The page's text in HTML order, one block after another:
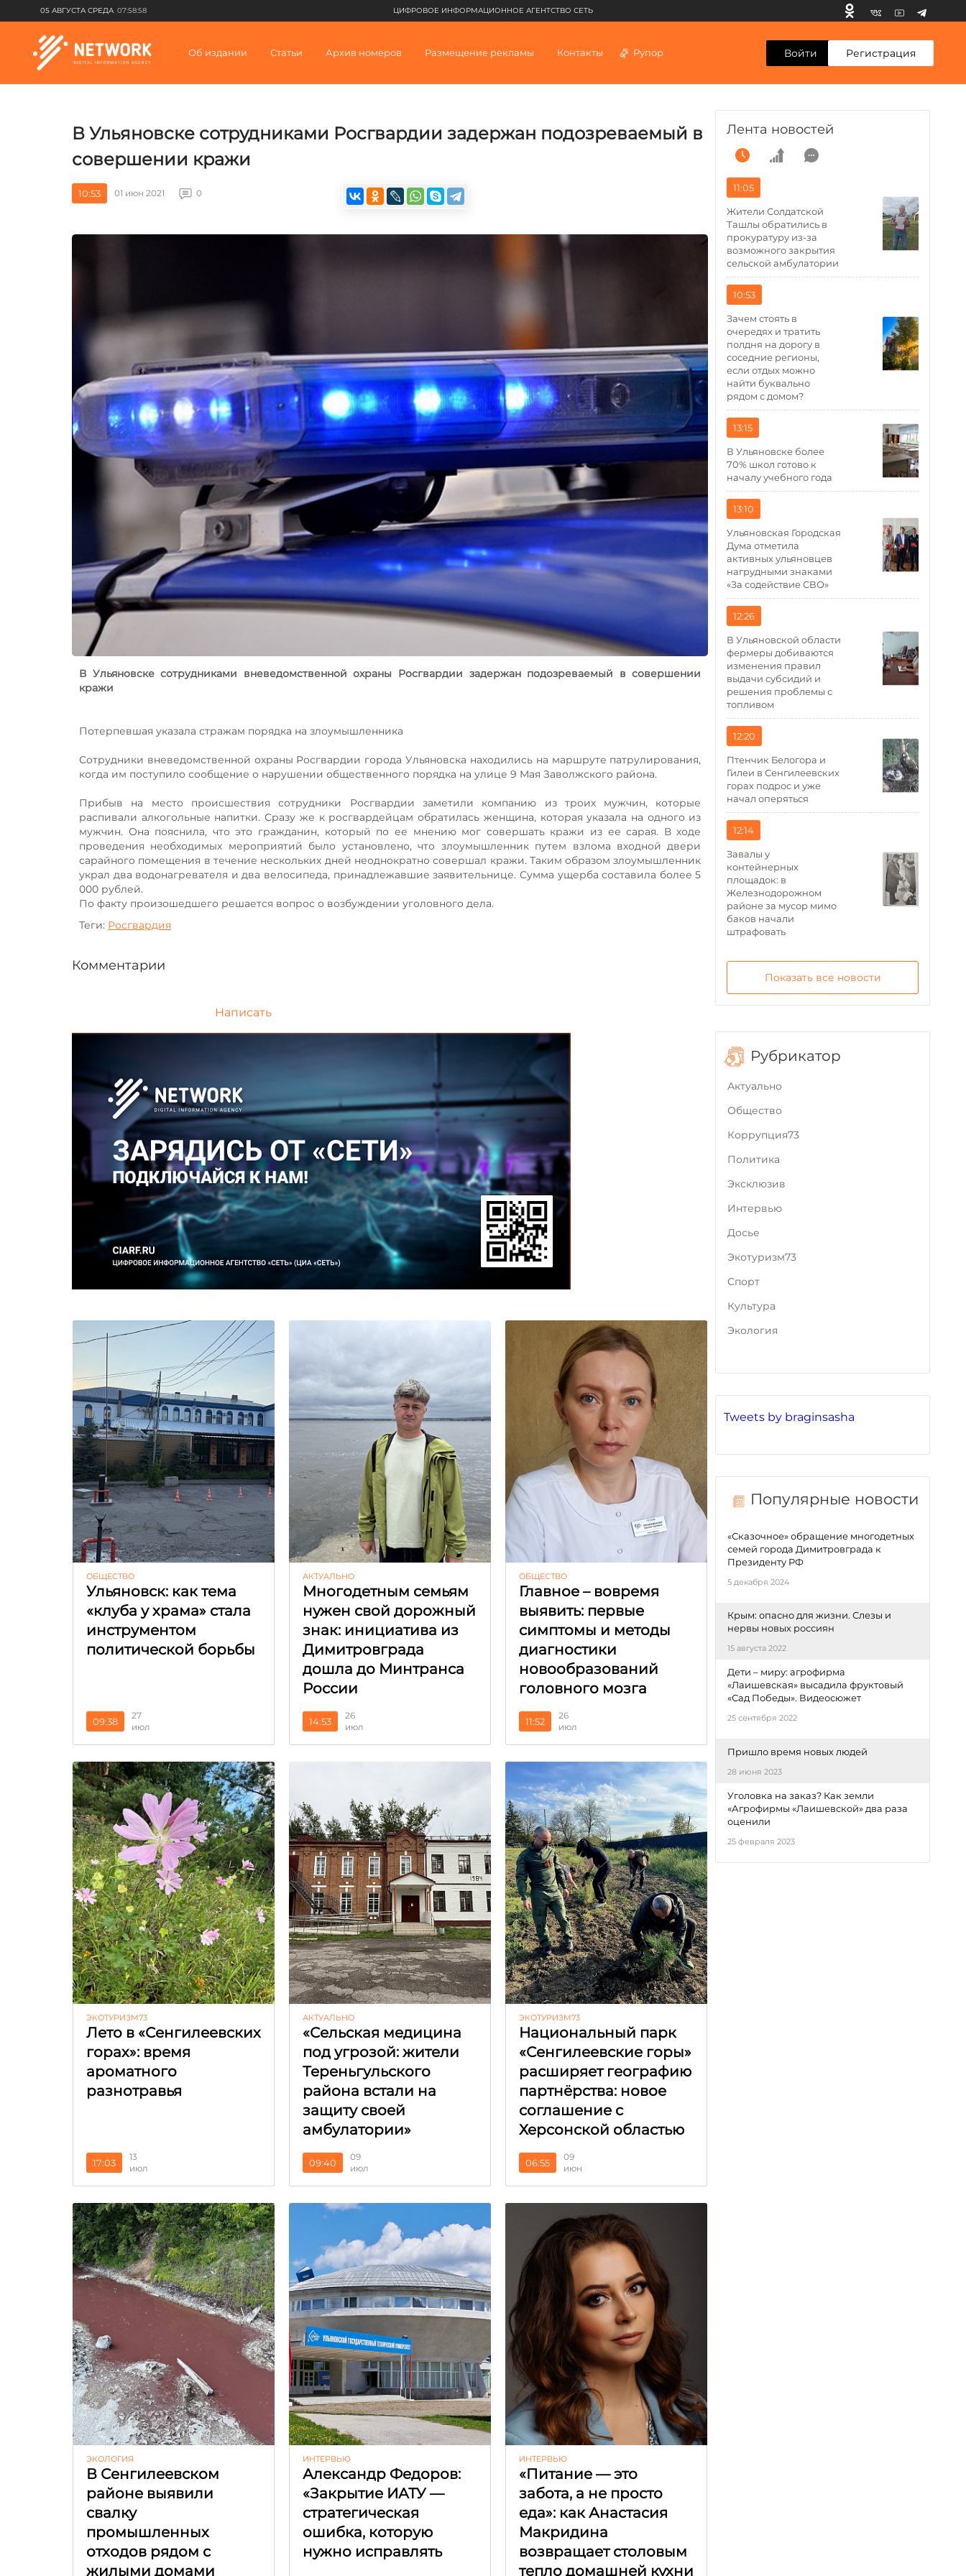
05 АВГУСТА СРЕДА 07:58:58 ЦИФРОВОЕ ИНФОРМАЦИОННОЕ АГЕНТСТВО СЕТЬ
Об издании Статьи Архив номеров Размещение рекламы Контакты Рупор Войти Регистрация
В Ульяновске сотрудниками Росгвардии задержан подозреваемый в
совершении кражи
10:53 01 июн 2021 0
В Ульяновске сотрудниками вневедомственной охраны Росгвардии задержан подозреваемый в совершении
кражи
Потерпевшая указала стражам порядка на злоумышленника
Сотрудники вневедомственной охраны Росгвардии города Ульяновска находились на маршруте патрулирования,
когда им поступило сообщение о нарушении общественного порядка на улице 9 Мая Заволжского района.
Прибыв на место происшествия сотрудники Росгвардии заметили компанию из троих мужчин, которые
распивали алкогольные напитки. Сразу же к росгвардейцам обратилась женщина, которая указала на одного из
мужчин. Она пояснила, что это гражданин, который по ее мнению мог совершать кражи из ее сарая. В ходе
проведения необходимых мероприятий было установлено, что злоумышленник путем взлома входной двери
сарайного помещения в течение нескольких дней неоднократно совершал кражи. Таким образом злоумышленник
украл два водонагревателя и два велосипеда, принадлежавшие заявительнице. Сумма ущерба составила более 5
000 рублей.
По факту произошедшего решается вопрос о возбуждении уголовного дела.
Теги: Росгвардия
Комментарии
Написать
ОБЩЕСТВО
Ульяновск: как тема
«клуба у храма» стала
инструментом
политической борьбы
09:38
27
июл
АКТУАЛЬНО
Многодетным семьям
нужен свой дорожный
знак: инициатива из
Димитровграда
дошла до Минтранса
России
14:53
26
июл
ОБЩЕСТВО
Главное – вовремя
выявить: первые
симптомы и методы
диагностики
новообразований
головного мозга
11:52
26
июл
ЭКОТУРИЗМ73
Лето в «Сенгилеевских
горах»: время
ароматного
разнотравья
17:03
13
июл
АКТУАЛЬНО
«Сельская медицина
под угрозой: жители
Тереньгульского
района встали на
защиту своей
амбулатории»
09:40
09
июл
ЭКОТУРИЗМ73
Национальный парк
«Сенгилеевские горы»
расширяет географию
партнёрства: новое
соглашение с
Херсонской областью
06:55
09
июн
ЭКОЛОГИЯ
В Сенгилеевском
районе выявили
свалку
промышленных
отходов рядом с
жилыми домами
ИНТЕРВЬЮ
Александр Федоров:
«Закрытие ИАТУ —
стратегическая
ошибка, которую
нужно исправлять
ИНТЕРВЬЮ
«Питание — это
забота, а не просто
еда»: как Анастасия
Макридина
возвращает столовым
тепло домашней кухни
Tweets by braginsasha
Популярные новости
«Сказочное» обращение многодетных
семей города Димитровграда к
Президенту РФ
5 декабря 2024
Крым: опасно для жизни. Слезы и
нервы новых россиян
15 августа 2022
Дети – миру: агрофирма
«Лаишевская» высадила фруктовый
«Сад Победы». Видеосюжет
25 сентября 2022
Пришло время новых людей
28 июня 2023
Уголовка на заказ? Как земли
«Агрофирмы «Лаишевской» два раза
оценили
25 февраля 2023
Лента новостей
11:05
Жители Солдатской
Ташлы обратились в
прокуратуру из-за
возможного закрытия
сельской амбулатории
10:53
Зачем стоять в
очередях и тратить
полдня на дорогу в
соседние регионы,
если отдых можно
найти буквально
рядом с домом?
13:15
В Ульяновске более
70% школ готово к
началу учебного года
13:10
Ульяновская Городская
Дума отметила
активных ульяновцев
нагрудными знаками
«За содействие СВО»
12:26
В Ульяновской области
фермеры добиваются
изменения правил
выдачи субсидий и
решения проблемы с
топливом
12:20
Птенчик Белогора и
Гилеи в Сенгилеевских
горах подрос и уже
начал оперяться
12:14
Завалы у
контейнерных
площадок: в
Железнодорожном
районе за мусор мимо
баков начали
штрафовать
Показать все новости
Рубрикатор
Актуально
Общество
Коррупция73
Политика
Эксклюзив
Интервью
Досье
Экотуризм73
Cпорт
Культура
Экология